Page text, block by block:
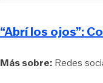
“Abrí los ojos”:
Más sobre: Redes